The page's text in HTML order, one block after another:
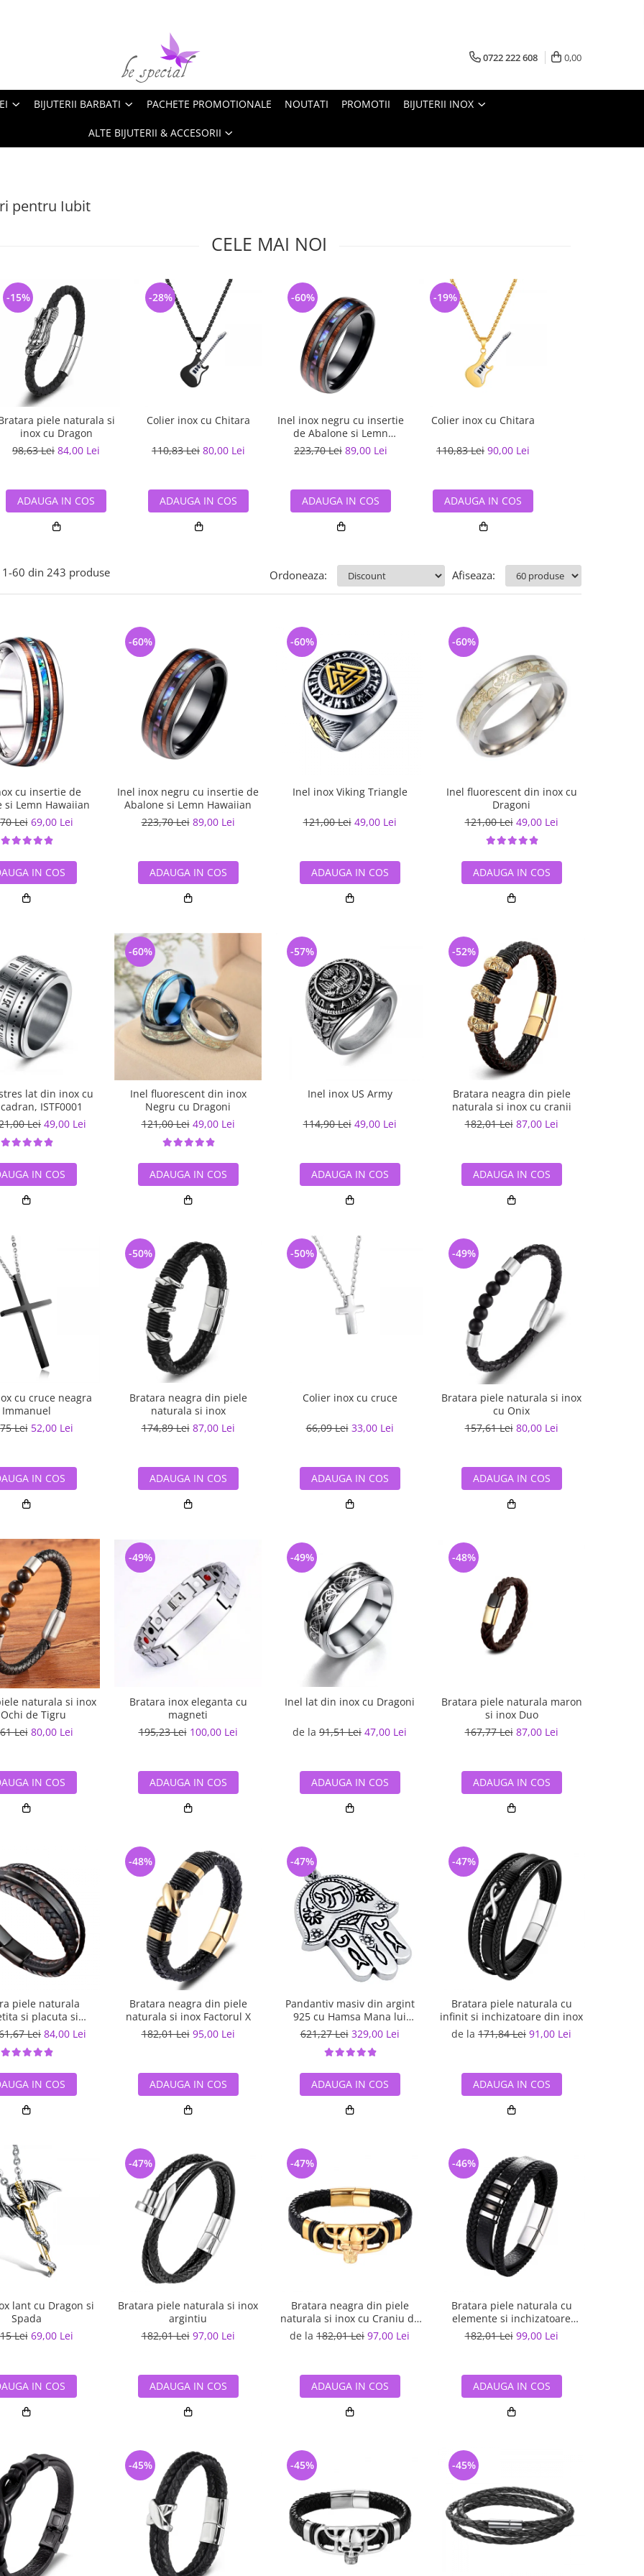
0722 222 608 0,00
BIJUTERII BARBATI PACHETE PROMOTIONALE NOUTATI PROMOTII BIJUTERII INOX
ALTE BIJUTERII & ACCESORII
pentru Iubit
CELE MAI NOI
piele naturala si
inox cu Dragon
98,63 Lei 84,00 Lei
-15%
ADAUGA IN COS
Colier inox cu Chitara
110,83 Lei 80,00 Lei
-28%
ADAUGA IN COS
Inel inox negru cu insertie
de Abalone si Lemn
Hawaiian
223,70 Lei 89,00 Lei
-60%
ADAUGA IN COS
Colier inox cu Chitara
110,83 Lei 90,00 Lei
-19%
ADAUGA IN COS
1-60 din 243 produse Afiseaza:
Ordoneaza:
cu insertie de
si Lemn Hawaiian
Lei 69,00 Lei
IN COS
Inel inox negru cu insertie de
Abalone si Lemn Hawaiian
223,70 Lei 89,00 Lei
-60%
ADAUGA IN COS
Inel inox Viking Triangle
121,00 Lei 49,00 Lei
-60%
ADAUGA IN COS
Inel fluorescent din inox cu
Dragoni
121,00 Lei 49,00 Lei
-60%
ADAUGA IN COS
lat din inox cu
ISTF0001
Lei 49,00 Lei
IN COS
Inel fluorescent din inox
Negru cu Dragoni
121,00 Lei 49,00 Lei
-60%
ADAUGA IN COS
Inel inox US Army
114,90 Lei 49,00 Lei
-57%
ADAUGA IN COS
Bratara neagra din piele
naturala si inox cu cranii
182,01 Lei 87,00 Lei
-52%
ADAUGA IN COS
cu cruce neagra
Immanuel
Lei 52,00 Lei
IN COS
Bratara neagra din piele
naturala si inox
174,89 Lei 87,00 Lei
-50%
ADAUGA IN COS
Colier inox cu cruce
66,09 Lei 33,00 Lei
-50%
ADAUGA IN COS
Bratara piele naturala si inox
cu Onix
157,61 Lei 80,00 Lei
-49%
ADAUGA IN COS
naturala si inox
de Tigru
Lei 80,00 Lei
IN COS
Bratara inox eleganta cu
magneti
195,23 Lei 100,00 Lei
-49%
ADAUGA IN COS
Inel lat din inox cu Dragoni
de la 91,51 Lei 47,00 Lei
-49%
ADAUGA IN COS
Bratara piele naturala maron
si inox Duo
167,77 Lei 87,00 Lei
-48%
ADAUGA IN COS
piele naturala
si placuta si
din inox
Lei 84,00 Lei
IN COS
Bratara neagra din piele
naturala si inox Factorul X
182,01 Lei 95,00 Lei
-48%
ADAUGA IN COS
Pandantiv masiv din argint
925 cu Hamsa Mana lui
Fatima
621,27 Lei 329,00 Lei
-47%
ADAUGA IN COS
Bratara piele naturala cu
infinit si inchizatoare din inox
de la 171,84 Lei 91,00 Lei
-47%
ADAUGA IN COS
lant cu Dragon si
Spada
Lei 69,00 Lei
IN COS
Bratara piele naturala si inox
argintiu
182,01 Lei 97,00 Lei
-47%
ADAUGA IN COS
Bratara neagra din piele
naturala si inox cu Craniu de
Viking
de la 182,01 Lei 97,00 Lei
-47%
ADAUGA IN COS
Bratara piele naturala cu
elemente si inchizatoare
argintii din inox
182,01 Lei 99,00 Lei
-46%
ADAUGA IN COS
-45% -45% -45%